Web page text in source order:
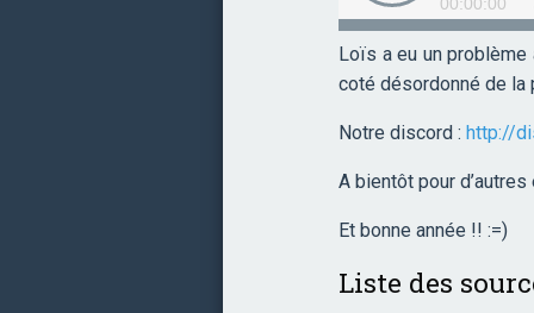
Loïs a eu un
coté désordonné de la
Notre discord : http://
A bientôt pour
Et bonne année !! :=)
Liste des